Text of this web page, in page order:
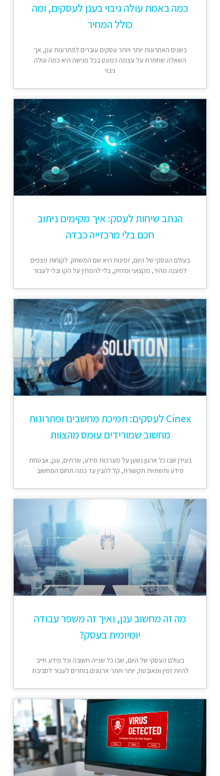
כמה באמת עולה גיבוי בענן לעסקים, ומה
כולל המחיר
בשנים האחרונות יותר ויותר עסקים עוברים לפתרונות ענן, אך
השאלה שחוזרת על עצמה כמעט בכל פגישה היא כמה עולה
גיבוי
הנתב שיחות לעסק: איך מקימים ניתוב
חכם בלי מרכזייה כבדה
בעולם העסקי של היום, זמינות היא שם המשחק. לקוחות מצפים
למענה מהיר, מקצועי ומדויק, בלי להמתין על הקו ובלי לעבור
Cinex לעסקים: תמיכת מחשבים ופתרונות
מחשוב שמורידים עומס מהצוות
בעידן שבו כל ארגון נשען על מערכות מידע, שרתים, ענן, אבטחת
מידע ותשתיות תקשורת, קל להבין עד כמה תחום המחשוב
מה זה מחשוב ענן, ואיך זה משפר עבודה
יומיומית בעסק?
בעולם העסקי של היום, שבו כל שנייה חשובה וכל מידע חייב
להיות זמין ומאובטח, יותר ויותר ארגונים בוחרים לעבור לסביבת